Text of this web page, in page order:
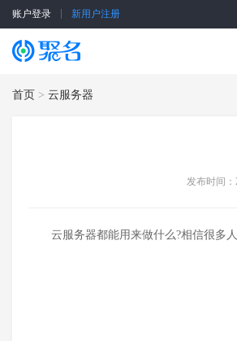
账户登录 新用户注册
首页 > 云服务器
发布时间：
云服务器都能用来做什么?相信很多人